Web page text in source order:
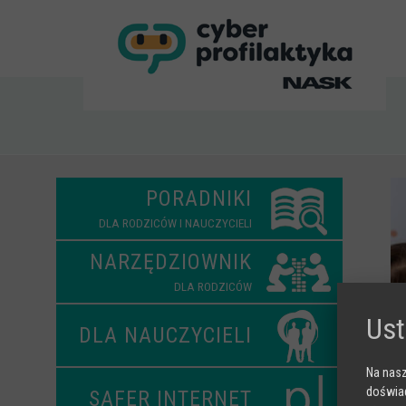
PORADNIKI
DLA RODZICÓW I NAUCZYCIELI
NARZĘDZIOWNIK
DLA RODZICÓW
DLA NAUCZYCIELI
SAFER INTERNET
Na